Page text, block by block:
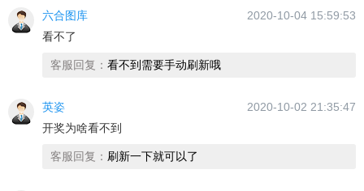
六合图库
2020-10-04 15:59:53
看不了
客服回复： 看不到需要手动刷新哦
英姿
2020-10-02 21:35:47
开奖为啥看不到
客服回复： 刷新一下就可以了